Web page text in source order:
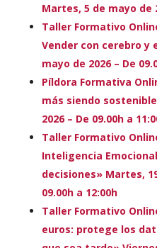
Martes, 5 de mayo de
Taller Formativo
Vender con cerebro y
mayo de 2026 – De
Píldora Formativa
más siendo
2026 – De 09.00h a
Taller Formativo
Inteligencia
decisiones» Martes,
09.00h a 12:00h
Taller Formativo
euros: protege los